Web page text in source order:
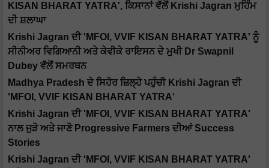
KISAN BHARAT YATRA', ਕਿਸਾਨਾਂ ਵੱਲੋਂ Krishi Jagran ਮੁਹਿੰਮ
ਦੀ ਸ਼ਲਾਘਾ
Krishi Jagran ਦੀ 'MFOI, VVIF KISAN BHARAT YATRA' ਨੂੰ
ਸੀਨੀਅਰ ਵਿਗਿਆਨੀ ਅਤੇ ਕੇਵੀਕੇ ਰਾਇਸਨ ਦੇ ਮੁਖੀ Dr Swapnil
Dubey ਵੱਲੋਂ ਸਮਰਥਨ
Madhya Pradesh ਦੇ ਸਿਹੋਰ ਜ਼ਿਲ੍ਹੇ ਪਹੁੰਚੀ Krishi Jagran ਦੀ
'MFOI, VVIF KISAN BHARAT YATRA'
Krishi Jagran ਦੀ 'MFOI, VVIF KISAN BHARAT YATRA'
ਨਾਲ ਜੁੜੋ ਅਤੇ ਜਾਣੋ Progressive Farmers ਦੀਆਂ Success
Stories
Krishi Jagran ਦੀ 'MFOI, VVIF KISAN BHARAT YATRA'